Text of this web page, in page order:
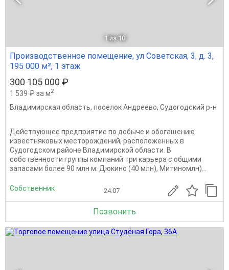
1 из 10
Производственное помещение, ул Советская, 3, д. 3,
195 000 м², 1 этаж
300 105 000 ₽
1 539 ₽ за м2
Владимирская область, поселок Андреево, Судогодский р-н
Действующее предприятие по добыче и обогащению
известняковых месторождений, расположенных в
Судогодском районе Владимирской области. В
собственности группы компаний три карьера с общими
запасами более 90 млн м: Дюкино (40 млн), Митиномлн)...
Собственник 24.07
Позвонить